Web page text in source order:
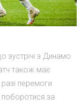
зустрічі з Динамо
також має
перемоги
за